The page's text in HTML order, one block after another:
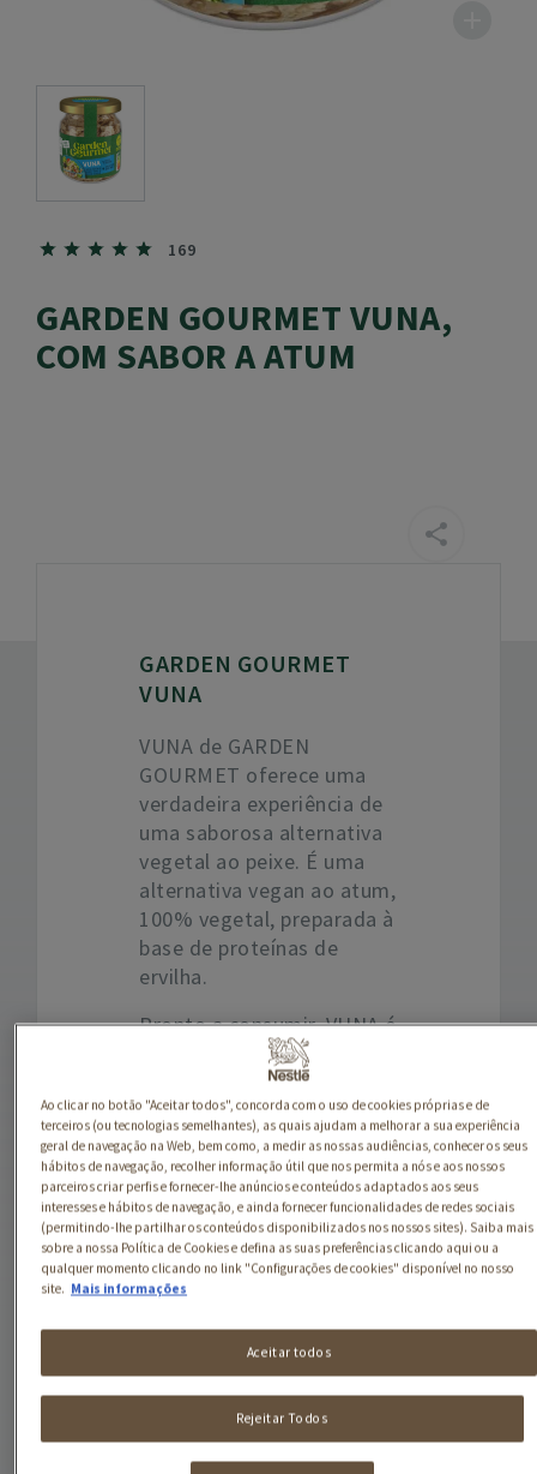
169
GARDEN GOURMET VUNA,
COM SABOR A ATUM
GARDEN GOURMET
VUNA
VUNA de GARDEN
GOURMET oferece uma
verdadeira experiência de
uma saborosa alternativa
vegetal ao peixe. É uma
alternativa vegan ao atum,
100% vegetal, preparada à
base de proteínas de
ervilha.
Pronto a consumir, VUNA é
uma excelente opção ao
atum para as receitas
tradicionais, seja em
pratos quentes ou frios,
incluindo toppings para
pizza, saladas, sanduíches
e wraps.
Toda agama GARDEN
GOURMET
rápida de preparar. Vê
todas as deliciosas
receitas vegetarianas
GARDEN GOURMET
temos para ti.
Ao clicar no botão "Aceitar todos", concorda com o uso de cookies próprias e de
terceiros (ou tecnologias semelhantes), as quais ajudam a melhorar a sua experiência
geral de navegação na Web, bem como, a medir as nossas audiências, conhecer os seus
hábitos de navegação, recolher informação útil que nos permita a nós e aos nossos
parceiros criar perfis e fornecer-lhe anúncios e conteúdos adaptados aos seus
interesses e hábitos de navegação, e ainda fornecer funcionalidades de redes sociais
(permitindo-lhe partilhar os conteúdos disponibilizados nos nossos sites). Saiba mais
sobre a nossa Política de Cookies e defina as suas preferências clicando aqui ou a
qualquer momento clicando no link "Configurações de cookies" disponível no nosso
site. Mais informações
Rejeitar Todos
Aceitar todos